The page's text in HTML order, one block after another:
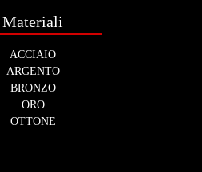
Materiali
ACCIAIO
ARGENTO
BRONZO
ORO
OTTONE